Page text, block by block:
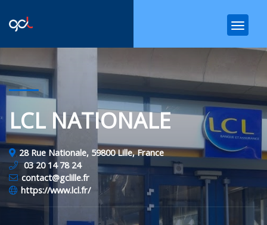
LCL NATIONALE
28 Rue Nationale, 59800 Lille, France
03 20 14 78 24
contact@gclille.fr
https://www.lcl.fr/